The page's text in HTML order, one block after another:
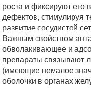
роста и фиксируют его
дефектов, стимулируя
развитие сосудистой
Важным свойством
обволакивающее и
препараты связывают
(имеющие немалое
оболочки в органах